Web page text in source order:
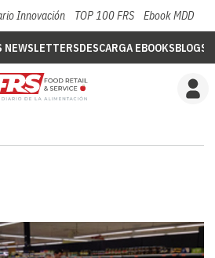
Innovación TOP 100 FRS Ebook MDD
NEWSLETTERSDESCARGA EBOOKSBLOGS